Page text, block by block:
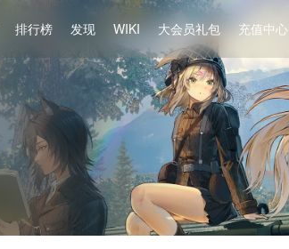
排行榜 发现 WIKI 大会员礼包 充值中心